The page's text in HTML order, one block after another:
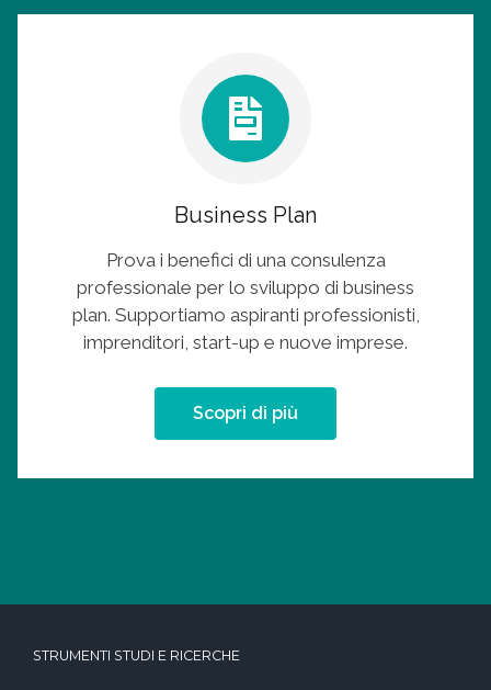
Business Plan
Prova i benefici di una consulenza
professionale per lo sviluppo di business
plan. Supportiamo aspiranti professionisti,
imprenditori, start-up e nuove imprese.
Scopri di più
STRUMENTI STUDI E RICERCHE